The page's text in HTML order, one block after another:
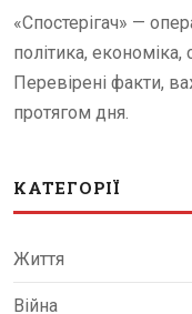
«Спостерігач» —
політика, економіка,
Перевірені факти,
протягом дня.
КАТЕГОРІЇ
Життя
Війна